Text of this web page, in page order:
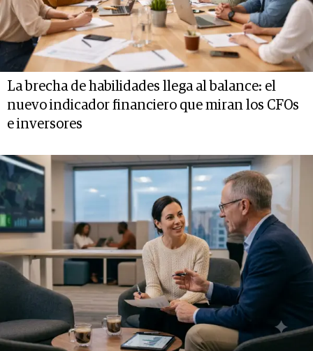
La brecha de habilidades llega al balance: el
nuevo indicador financiero que miran los CFOs
e inversores